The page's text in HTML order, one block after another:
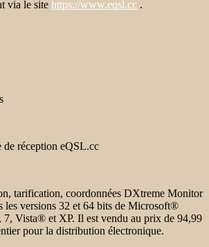
via le site https://www.eqsl.cc .
réception eQSL.cc
tarification, coordonnées DXtreme Monitor
les versions 32 et 64 bits de Microsoft®
Vista® et XP. Il est vendu au prix de 94,99
pour la distribution électronique.